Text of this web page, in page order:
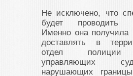
Не исключено, что
будет проводить
Именно она получила
доставлять в
отдел полиции
управляющих
нарушающих